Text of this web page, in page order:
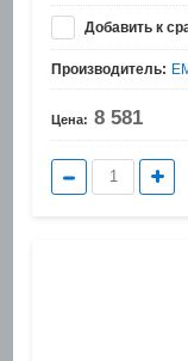
Добавить к
Производитель:
Цена: 8 581